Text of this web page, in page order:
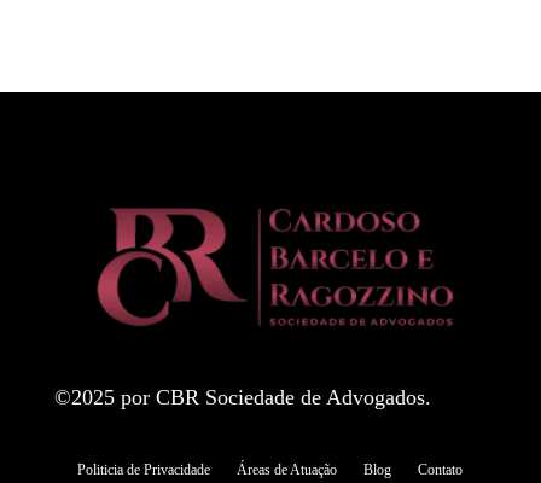
©2025 por CBR Sociedade de Advogados.
Politicia de Privacidade Áreas de Atuação Blog Contato